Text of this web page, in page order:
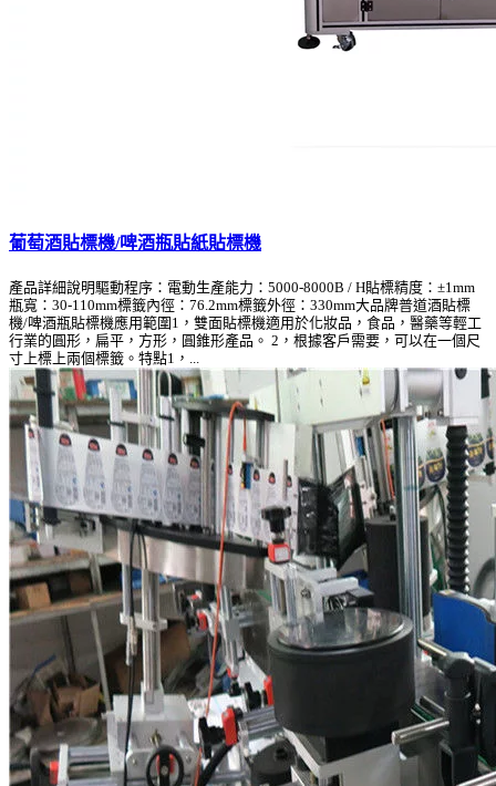
葡萄酒貼標機/啤酒瓶貼紙貼標機
產品詳細說明驅動程序：電動生產能力：5000-8000B / H貼標精度：±1mm
瓶寬：30-110mm標籤內徑：76.2mm標籤外徑：330mm大品牌普道酒貼標
機/啤酒瓶貼標機應用範圍1，雙面貼標機適用於化妝品，食品，醫藥等輕工
行業的圓形，扁平，方形，圓錐形產品。 2，根據客戶需要，可以在一個尺
寸上標上兩個標籤。特點1，...